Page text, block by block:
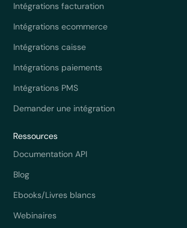
Intégrations facturation
Intégrations ecommerce
Intégrations caisse
Intégrations paiements
Intégrations PMS
Demander une intégration
Ressources
Documentation API
Blog
Ebooks/Livres blancs
Webinaires